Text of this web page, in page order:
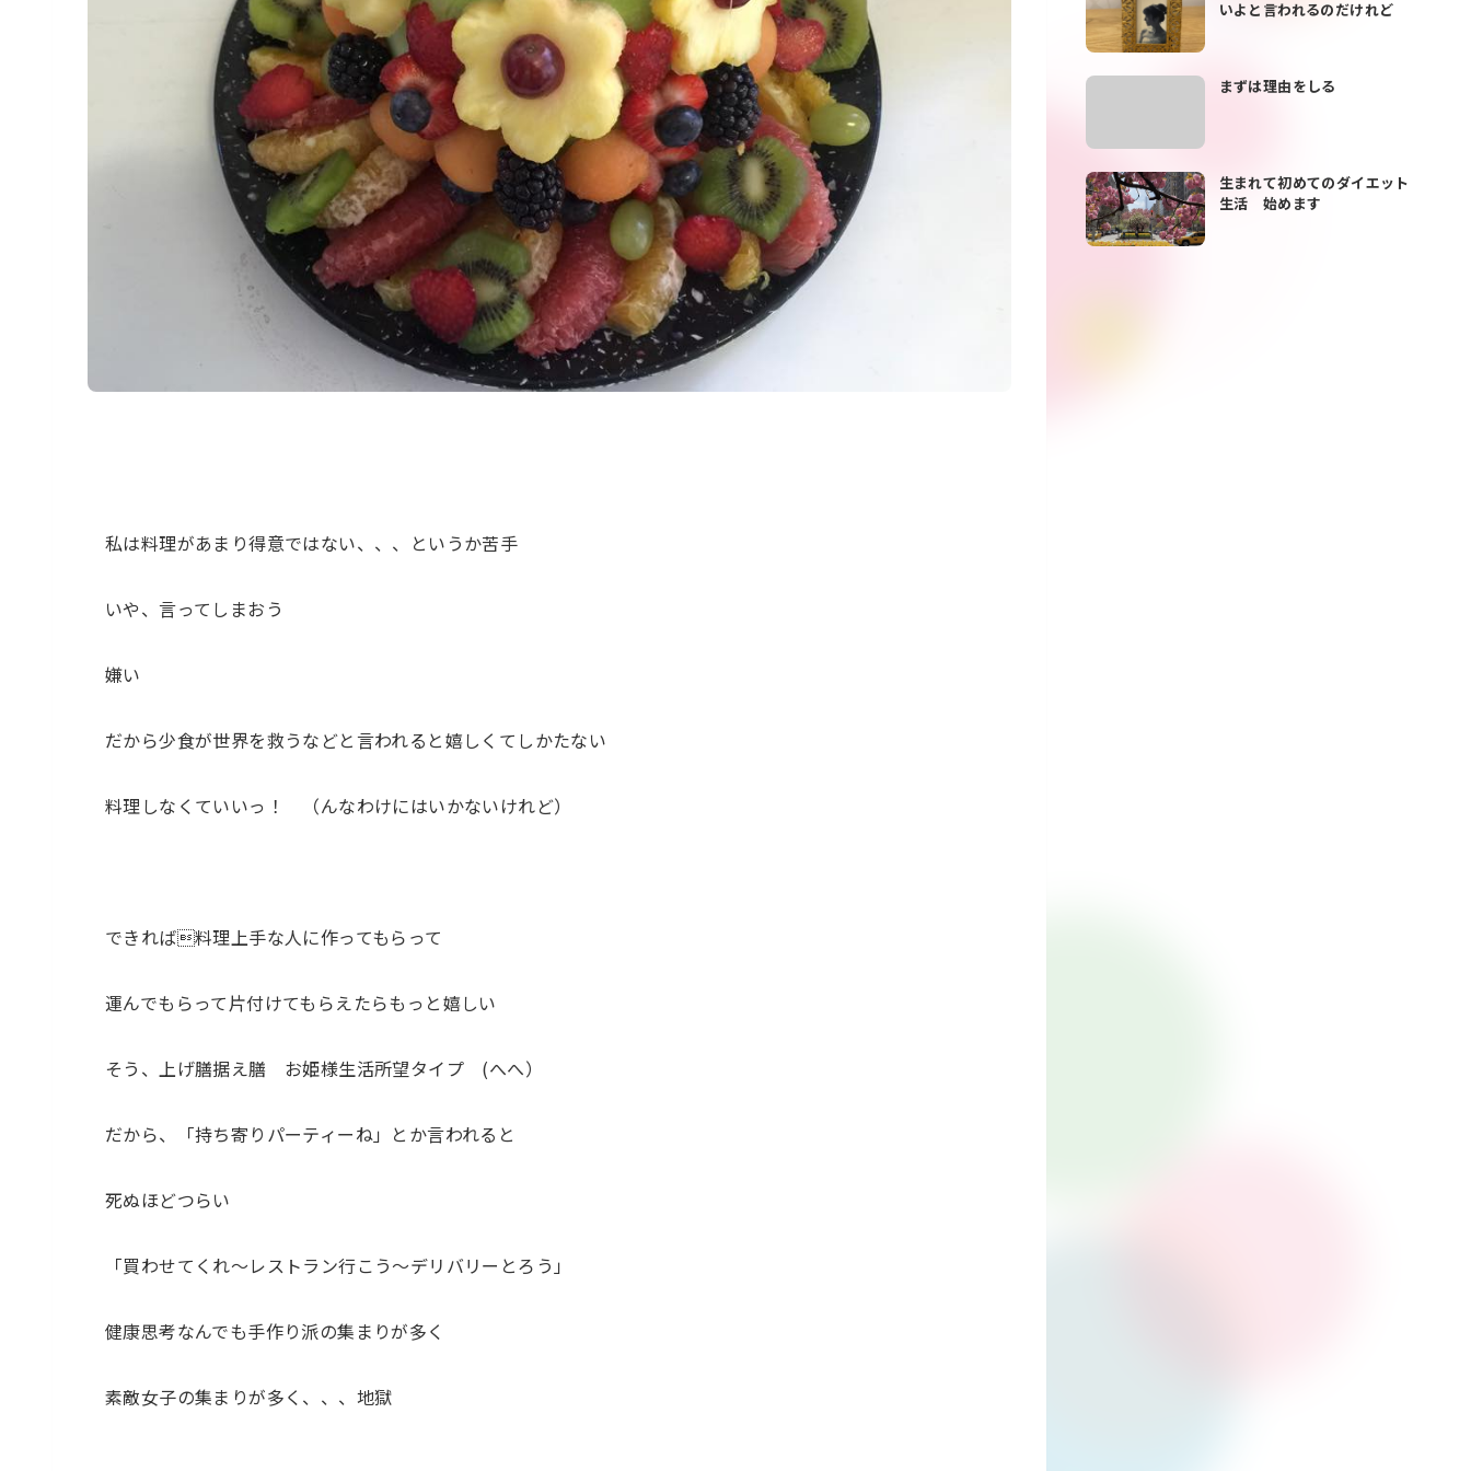
私は料理があまり得意ではない、、、というか苦手
いや、言ってしまおう
嫌い
だから少食が世界を救うなどと言われると嬉しくてしかたない
料理しなくていいっ！ （んなわけにはいかないけれど）
できれば料理上手な人に作ってもらって
運んでもらって片付けてもらえたらもっと嬉しい
そう、上げ膳据え膳 お姫様生活所望タイプ (へへ）
だから、「持ち寄りパーティーね」とか言われると
死ぬほどつらい
「買わせてくれ〜レストラン行こう〜デリバリーとろう」
健康思考なんでも手作り派の集まりが多く
素敵女子の集まりが多く、、、地獄
いよと言われるのだけれど
まずは理由をしる
生まれて初めてのダイエット
生活 始めます